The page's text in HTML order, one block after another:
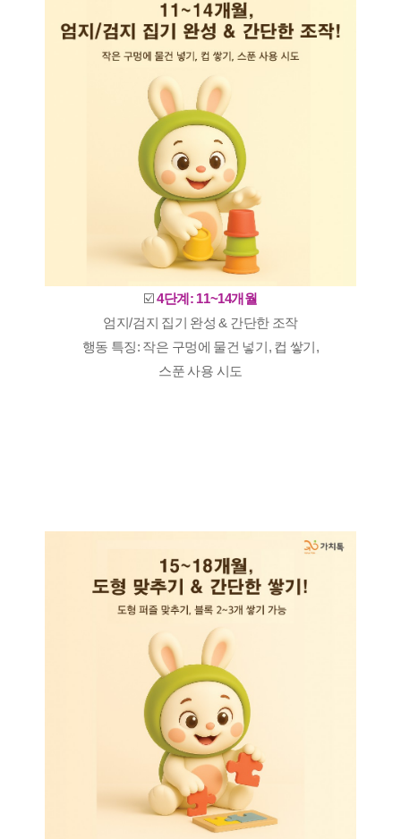
☑️4단계: 11~14개월
엄지/검지 집기 완성 & 간단한 조작
행동 특징: 작은 구멍에 물건 넣기, 컵 쌓기,
스푼 사용 시도